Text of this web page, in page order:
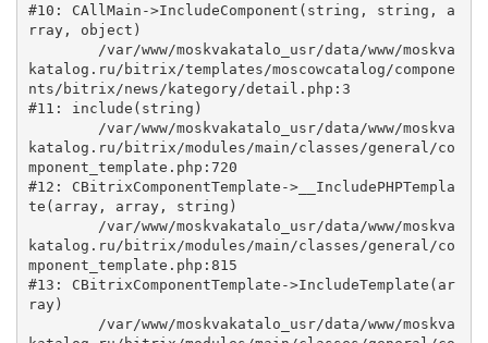
#10: CAllMain->IncludeComponent(string, string, a
rray, object)
katalog.ru/bitrix/templates/moscowcatalog/compone
nts/bitrix/news/kategory/detail.php:3
#11: include(string)
katalog.ru/bitrix/modules/main/classes/general/co
mponent_template.php:720
#12: CBitrixComponentTemplate->__IncludePHPTempla
te(array, array, string)
katalog.ru/bitrix/modules/main/classes/general/co
mponent_template.php:815
#13: CBitrixComponentTemplate->IncludeTemplate(ar
ray)